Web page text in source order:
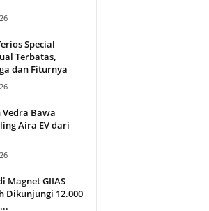
Special
Terbatas,
dan Fiturnya
Vedra Bawa
Aira EV dari
Magnet GIIAS
Dikunjungi 12.000